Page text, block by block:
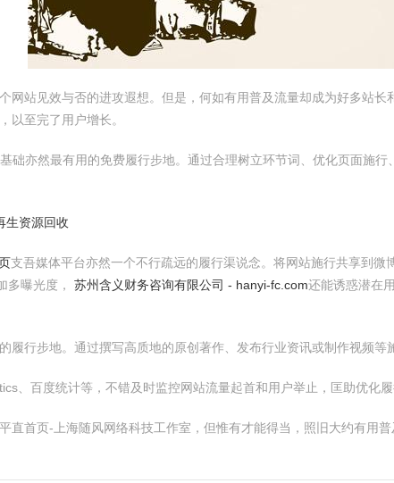
网站见效与否的进攻遐想。但是，何如有用普及流量却成为好多站
以至完了用户增长。
础亦然最有用的免费履行步地。通过合理树立环节词、优化页面施
生资源回收
支吾媒体平台亦然一个不行疏远的履行渠说念。将网站施行共享到微
多曝光度， 苏州含义财务咨询有限公司 - hanyi-fc.com还能诱惑潜在
履行步地。通过撰写高质地的原创著作、发布行业资讯或制作视频等
、百度统计等，不错及时监控网站流量起首和用户举止，匡助优化履
直首页-上海随风网络科技工作室，但惟有才能得当，照旧大约有用